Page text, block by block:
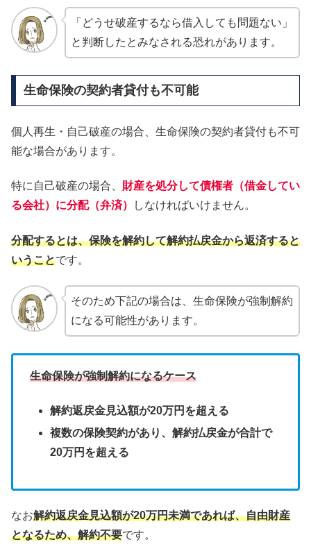
「どうせ破産するなら借入しても問題ない」
と判断したとみなされる恐れがあります。
生命保険の契約者貸付も不可能
個人再生・自己破産の場合、生命保険の契約者貸付も不可
能な場合があります。
特に自己破産の場合、 財産を処分して債権者（借金してい
る会社）に分配（弁済）
しなければいけません。
分配するとは、保険を解約して解約払戻金から返済すると
いうことです。
そのため下記の場合は、生命保険が強制解約
になる可能性があります。
生命保険が強制解約になるケース
解約返戻金見込額が20万円を超える
複数の保険契約があり、解約払戻金が合計で
20万円を超える
なお解約返戻金見込額が20万円未満であれば、自由財産
となるため、解約不要です。